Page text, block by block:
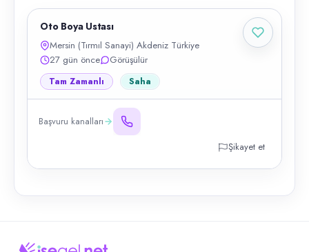
Oto Boya Ustası
Mersin (Tırmıl Sanayi) Akdeniz Türkiye
27 gün önce
Görüşülür
Tam Zamanlı Saha
Başvuru kanalları
Şikayet et